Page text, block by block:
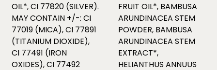
OIL*, CI 77820 (SILVER).
MAY CONTAIN +/-: CI
77019 (MICA), CI 77891
(TITANIUM DIOXIDE),
CI 77491 (IRON
OXIDES), CI 77492
FRUIT OIL*, BAMBUSA
ARUNDINACEA STEM
POWDER, BAMBUSA
ARUNDINACEA STEM
EXTRACT*,
HELIANTHUS ANNUUS